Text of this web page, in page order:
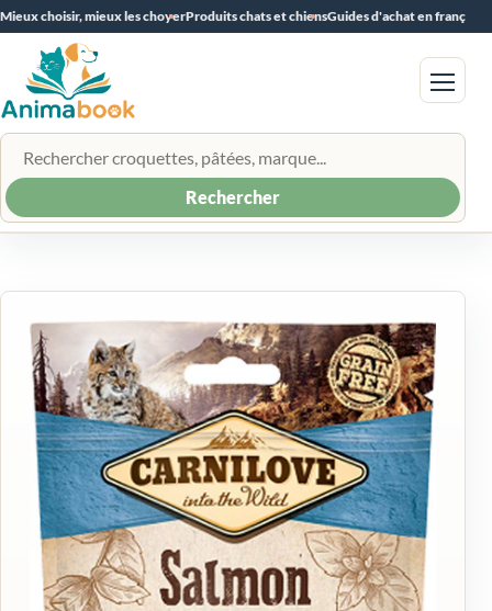
Mieux choisir, mieux les choyerProduits chats et chiensGuides d'achat en français
Rechercher un produit
Rechercher
Menu